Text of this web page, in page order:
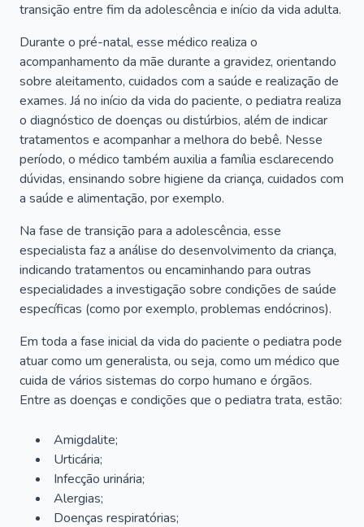
transição entre fim da adolescência e início da vida adulta.
Durante o pré-natal, esse médico realiza o
acompanhamento da mãe durante a gravidez, orientando
sobre aleitamento, cuidados com a saúde e realização de
exames. Já no início da vida do paciente, o pediatra realiza
o diagnóstico de doenças ou distúrbios, além de indicar
tratamentos e acompanhar a melhora do bebê. Nesse
período, o médico também auxilia a família esclarecendo
dúvidas, ensinando sobre higiene da criança, cuidados com
a saúde e alimentação, por exemplo.
Na fase de transição para a adolescência, esse
especialista faz a análise do desenvolvimento da criança,
indicando tratamentos ou encaminhando para outras
especialidades a investigação sobre condições de saúde
específicas (como por exemplo, problemas endócrinos).
Em toda a fase inicial da vida do paciente o pediatra pode
atuar como um generalista, ou seja, como um médico que
cuida de vários sistemas do corpo humano e órgãos.
Entre as doenças e condições que o pediatra trata, estão:
Amigdalite;
Urticária;
Infecção urinária;
Alergias;
Doenças respiratórias;